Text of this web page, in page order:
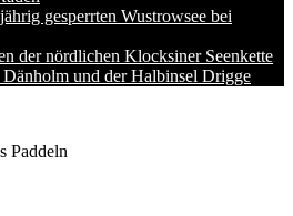
gesperrten Wustrowsee bei
der nördlichen Klocksiner Seenkette
und der Halbinsel Drigge
Paddeln